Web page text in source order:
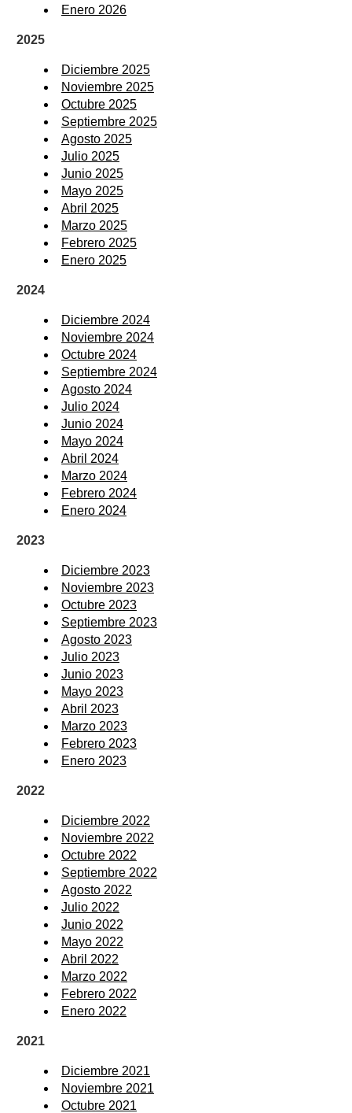
Enero 2026
2025
Diciembre 2025
Noviembre 2025
Octubre 2025
Septiembre 2025
Agosto 2025
Julio 2025
Junio 2025
Mayo 2025
Abril 2025
Marzo 2025
Febrero 2025
Enero 2025
2024
Diciembre 2024
Noviembre 2024
Octubre 2024
Septiembre 2024
Agosto 2024
Julio 2024
Junio 2024
Mayo 2024
Abril 2024
Marzo 2024
Febrero 2024
Enero 2024
2023
Diciembre 2023
Noviembre 2023
Octubre 2023
Septiembre 2023
Agosto 2023
Julio 2023
Junio 2023
Mayo 2023
Abril 2023
Marzo 2023
Febrero 2023
Enero 2023
2022
Diciembre 2022
Noviembre 2022
Octubre 2022
Septiembre 2022
Agosto 2022
Julio 2022
Junio 2022
Mayo 2022
Abril 2022
Marzo 2022
Febrero 2022
Enero 2022
2021
Diciembre 2021
Noviembre 2021
Octubre 2021